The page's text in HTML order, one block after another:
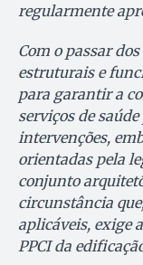
regularmente
Com o passar
estruturais e
para garantir a
serviços de
intervenções,
orientadas pela
conjunto
circunstância
aplicáveis, exige
PPCI da